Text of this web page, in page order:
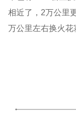
相近了，2万公里
万公里左右换火花